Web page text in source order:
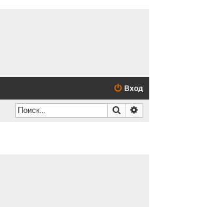
Вход
Поиск